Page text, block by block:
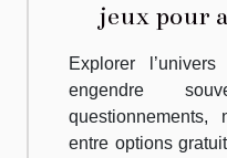
jeux pour
Explorer
engendre
entre options